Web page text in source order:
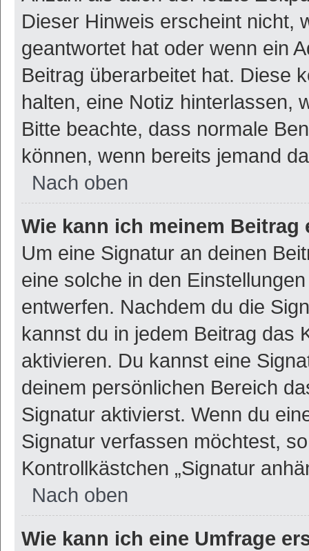
Dieser Hinweis erscheint nicht,
geantwortet hat oder wenn ein
Beitrag überarbeitet hat. Diese
halten, eine Notiz hinterlassen,
Bitte beachte, dass normale
können, wenn bereits jemand
Nach oben
Wie kann ich meinem
Um eine Signatur an deinen
eine solche in den
entwerfen. Nachdem du die
kannst du in jedem Beitrag das
aktivieren. Du kannst eine
deinem persönlichen Bereich
Signatur aktivierst. Wenn du
Signatur verfassen möchtest,
Kontrollkästchen „Signatur
Nach oben
Wie kann ich eine Umfrage